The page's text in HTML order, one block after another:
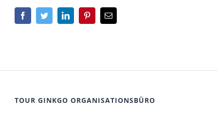
FacebookTwitterLinkedInPinterestE-
Mail
TOUR GINKGO ORGANISATIONSBÜRO